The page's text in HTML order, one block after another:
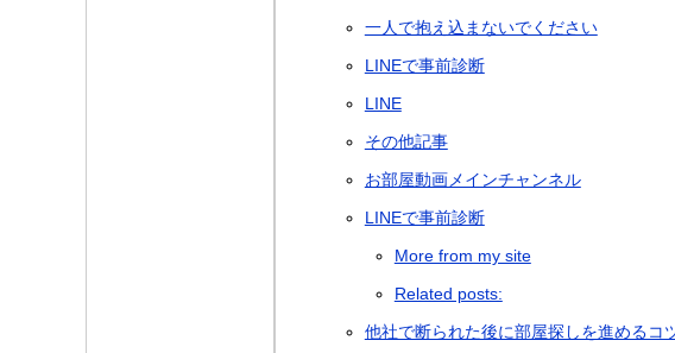
一人で抱え込まないでください
LINEで事前診断
LINE
その他記事
お部屋動画メインチャンネル
LINEで事前診断
More from my site
Related posts:
他社で断られた後に部屋探しを進めるコ